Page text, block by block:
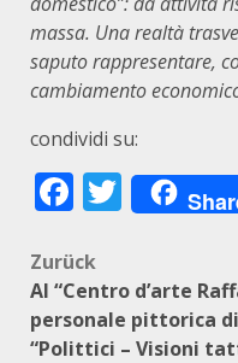
massa. Una realtà
saputo rappresentare,
cambiamento
condividi su:
Zurück
Al “Centro d’arte
personale pittorica
“Polittici – Visioni